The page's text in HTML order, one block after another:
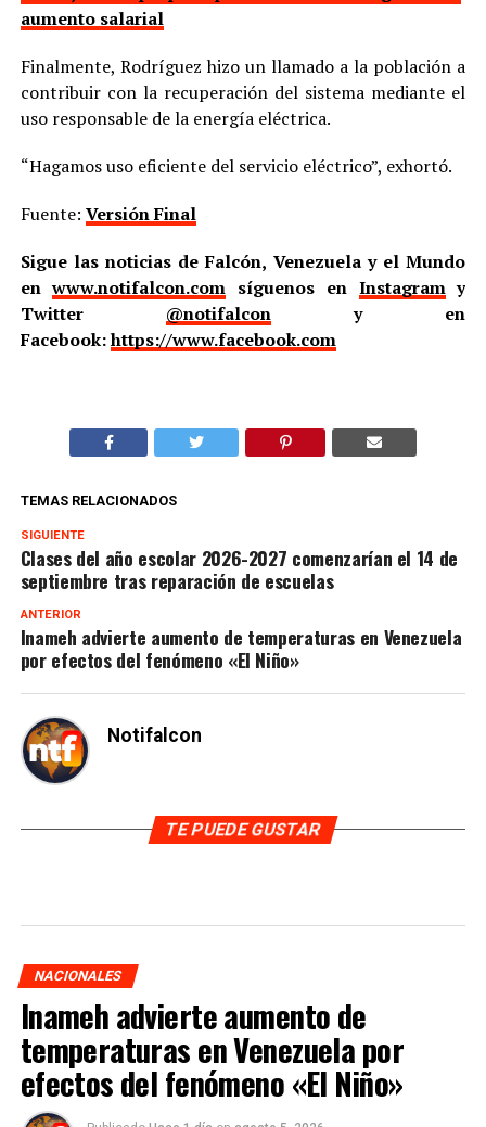
aumento salarial
Finalmente, Rodríguez hizo un llamado a la población a
contribuir con la recuperación del sistema mediante el
uso responsable de la energía eléctrica.
“Hagamos uso eficiente del servicio eléctrico”, exhortó.
Fuente: Versión Final
Sigue las noticias de Falcón, Venezuela y el Mundo
enwww.notifalcon.com síguenos en Instagramy
Twitter @notifalcony en
Facebook:https://www.facebook.com
TEMAS RELACIONADOS
SIGUIENTE
Clases del año escolar 2026-2027 comenzarían el 14 de
septiembre tras reparación de escuelas
ANTERIOR
Inameh advierte aumento de temperaturas en Venezuela
por efectos del fenómeno «El Niño»
Notifalcon
TE PUEDE GUSTAR
NACIONALES
Inameh advierte aumento de
temperaturas en Venezuela por
efectos del fenómeno «El Niño»